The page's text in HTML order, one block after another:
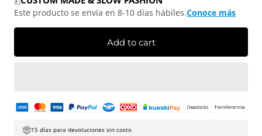
Este producto se envía en 8-10 días hábiles.Conoce más
Add to cart
15 días para devoluciones sin costo